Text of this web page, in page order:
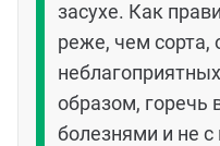
засухе. Как
реже, чем сорта,
образом, горечь
болезнями и не